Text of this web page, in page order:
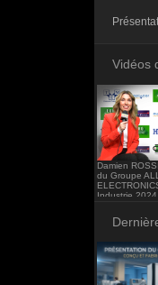
Vidéos
Damien
du Groupe
Industrie 2024